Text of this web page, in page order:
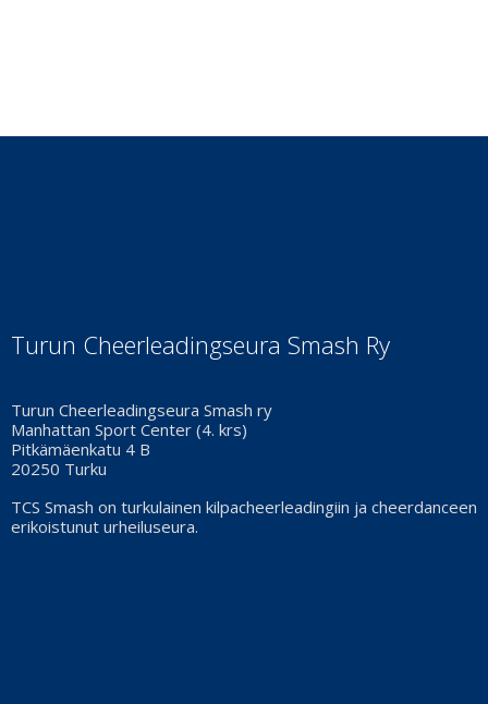
Turun Cheerleadingseura Smash Ry
Turun Cheerleadingseura Smash ry
Manhattan Sport Center (4. krs)
Pitkämäenkatu 4 B
20250 Turku
TCS Smash on turkulainen kilpacheerleadingiin ja cheerdanceen
erikoistunut urheiluseura.